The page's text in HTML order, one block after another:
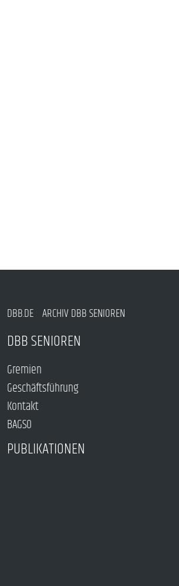
DBB.DE ARCHIV DBB SENIOREN
DBB SENIOREN
Gremien
Geschäftsführung
Kontakt
BAGSO
PUBLIKATIONEN